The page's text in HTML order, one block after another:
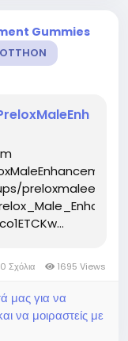
Gummies
OTTHON
Σχόλια 1695 Views
μας για να
να μοιραστείς με